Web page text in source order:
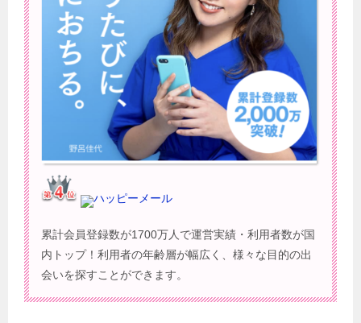
ハッピーメール
累計会員登録数が1700万人で運営実績・利用者数が国
内トップ！利用者の年齢層が幅広く、様々な目的の出
会いを探すことができます。